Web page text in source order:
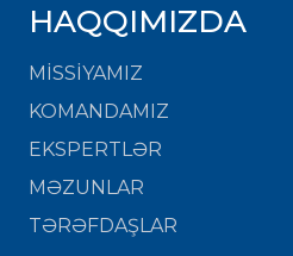
HAQQIMIZDA
MISSIYAMIZ
KOMANDAMIZ
EKSPERTLƏR
MƏZUNLAR
TƏRƏFDAŞLAR